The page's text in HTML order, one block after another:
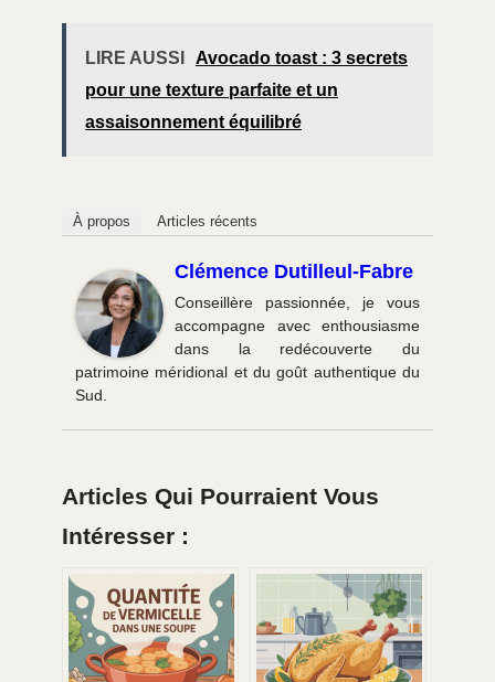
LIRE AUSSI
Avocado toast : 3 secrets
pour une texture parfaite et un
assaisonnement équilibré
À propos Articles récents
Clémence Dutilleul-Fabre
Conseillère passionnée, je vous
accompagne avec enthousiasme
dans la redécouverte du
patrimoine méridional et du goût authentique du
Sud.
Articles Qui Pourraient Vous
Intéresser :